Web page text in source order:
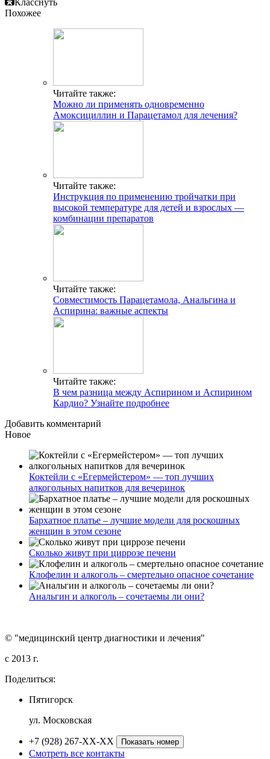
Похожее
Читайте также:
Можно ли применять одновременно
Амоксициллин и Парацетамол для лечения?
Читайте также:
Инструкция по применению тройчатки при
высокой температуре для детей и взрослых —
комбинации препаратов
Читайте также:
Совместимость Парацетамола, Анальгина и
Аспирина: важные аспекты
Читайте также:
В чем разница между Аспирином и Аспирином
Кардио? Узнайте подробнее
Добавить комментарий
Новое
Коктейли с «Егермейстером» — топ лучших
алкогольных напитков для вечеринок
Бархатное платье – лучшие модели для роскошных
женщин в этом сезоне
Сколько живут при циррозе печени
Клофелин и алкоголь – смертельно опасное сочетание
Анальгин и алкоголь – сочетаемы ли они?
© "медицинский центр диагностики и лечения"
c 2013 г.
Поделиться:
Пятигорск
ул. Московская
+7 (928) 267-XX-XX Показать номер
Смотреть все контакты